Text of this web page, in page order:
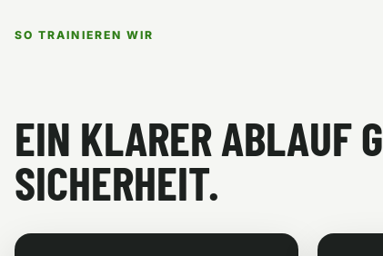
SO TRAINIEREN WIR
EIN KLARER ABLAUF
SICHERHEIT.